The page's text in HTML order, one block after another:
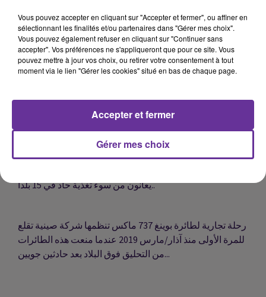
بالخارج يؤكد أن منتدى الرباط يطمح إلى وضع إجراءات عملية
وملموسة لتقليص تكاليف التحويلات المالية للمغتربين
الأفارقة...
اذاعات الدول العربية بتونس وعدد من وزراء ومسؤولي
الإعلام في الدول العربية...
خمس وكالات تابعة للأمم المتحدة تطلق حملة إنسانية بعنوان
يعانون من سوء تغذية حاد في 15 بلدا..
رحلة تجارية لطائرة بوينغ 737 ماكس تنظمها شركة صينية تقلع
للمرة الأولى منذ آذار/مارس 2019 عندما منعت هذه الطائرات
من التحليق فوق البلاد بعد حادثين جويين...
Vous pouvez accepter en cliquant sur "Accepter et fermer", ou affiner en
sélectionnant les finalités et/ou partenaires dans "Gérer mes choix".
Vous pouvez également refuser en cliquant sur "Continuer sans
accepter". Vos préférences ne s'appliqueront que pour ce site. Vous
pouvez mettre à jour vos choix, ou retirer votre consentement à tout
moment via le lien "Gérer les cookies" situé en bas de chaque page.
Gérer mes choix
Accepter et fermer